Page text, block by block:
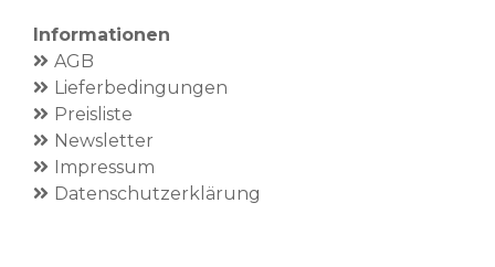
Informationen
AGB
Lieferbedingungen
Preisliste
Newsletter
Impressum
Datenschutzerklärung